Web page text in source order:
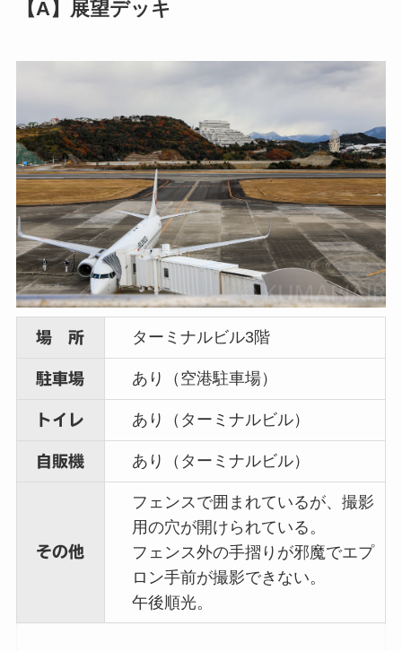
【A】展望デッキ
場 所 ターミナルビル3階
駐車場 あり（空港駐車場）
トイレ あり（ターミナルビル）
自販機 あり（ターミナルビル）
その他
フェンスで囲まれているが、撮影
用の穴が開けられている。
フェンス外の手摺りが邪魔でエプ
ロン手前が撮影できない。
午後順光。